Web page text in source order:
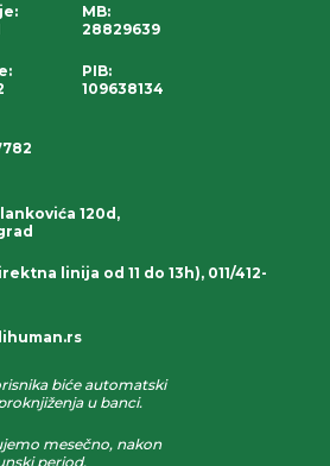
120d,
linija od 11 do 13h), 011/412-
biće automatski
u banci.
mesečno, nakon
period.
:
:
MB:
28829639
PIB:
109638134